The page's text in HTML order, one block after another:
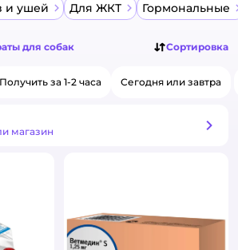
и ушей Для ЖКТ Гормональные
для собак Сортировка
Получить за 1-2 часа Сегодня или завтра
магазин